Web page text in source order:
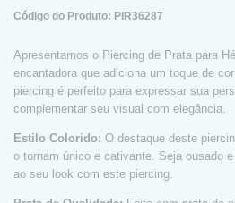
Código do Produto: PIR36287
Apresentamos o Piercing de Prata para
encantadora que adiciona um toque de
piercing é perfeito para expressar sua
complementar seu visual com elegância.
Estilo Colorido: O destaque deste
o tornam único e cativante. Seja ousado
ao seu look com este piercing.